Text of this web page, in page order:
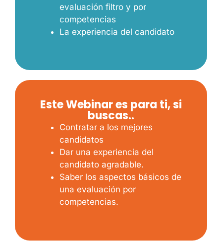
evaluación filtro y por
competencias
La experiencia del candidato
Este Webinar es para ti, si
buscas..
Contratar a los mejores
candidatos
Dar una experiencia del
candidato agradable.
Saber los aspectos básicos de
una evaluación por
competencias.